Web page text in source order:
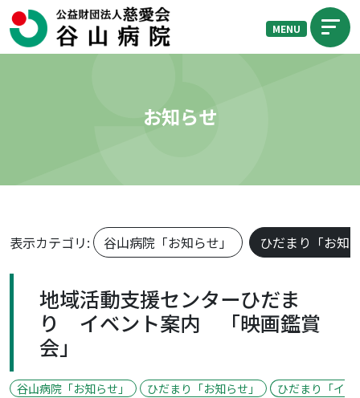
MENU
お知らせ
表示カテゴリ: 谷山病院「お知らせ」 ひだまり「お知
地域活動支援センターひだま
り イベント案内 「映画鑑賞
会」
谷山病院「お知らせ」 ひだまり「お知らせ」
ひだまり「イ